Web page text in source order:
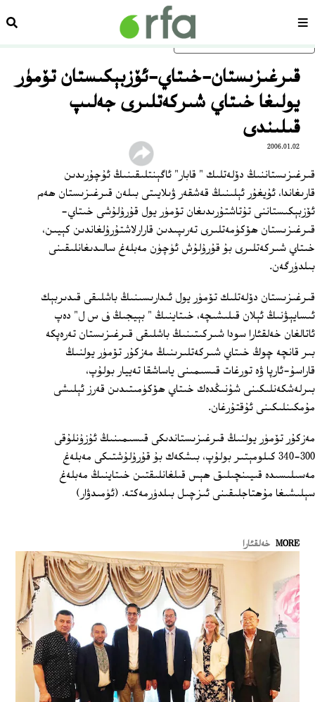
ئاساسلىق مەزمۇنغا ئاتلاڭسەھىپە
قىرغىزىستان-خىتاي-ئۆزبېكىستان تۆمۈر
يولىغا خىتاي شىركەتلىرى جەلىپ
قىلىندى
2006.01.02
قىرغىزىستاننىڭ دۆلەتلىك " قابار" ئاگېنتلىقىنىڭ ئۇچۇرىدىن
قارىغاندا، ئۇيغۇر ئېلىنىڭ قەشقەر ۋىلايىتى بىلەن قىرغىزىستان ھەم
ئۆزبېكىستاننى تۇتاشتۇرىدىغان تۆمۈر يول قۇرۇلۇشى خىتاي-
قىرغىزىستان ھۆكۈمەتلىرى تەرىپىدىن قارارلاشتۇرۇلغاندىن كېيىن،
خىتاي شىركەتلىرى بۇ قۇرۇلۇش ئۈچۈن مەبلەغ سالىدىغانلىقىنى
بىلدۈرگەن.
قىرغىزىستان دۆلەتلىك تۆمۈر يول ئىدارىسىنىڭ باشلىقى قىدىربېك
ئىسايېۋنىڭ ئېلان قىلىشىچە، خىتاينىڭ " بېيجىڭ ف س ل" دەپ
ئاتالغان خەلقئارا سودا شىركىتىنىڭ باشلىقى قىرغىزىستان تەرەپكە
بىر قانچە چوڭ خىتاي شىركەتلىرىنىڭ مەزكۇر تۆمۈر يولنىڭ
قاراسۇ-ئارپا ۋە تورغات قىسىمىنى ياساشقا تەييار بولۇپ،
بىرلەشكەنلىكىنى شۇنىڭدەك خىتاي ھۆكۈمىتىدىن قەرز ئېلىشى
مۇمكىنلىكىنى ئۇقتۇرغان.
مەزكۇر تۆمۈر يولنىڭ قىرغىزىستاندىكى قىسىمىنىڭ ئۇزۇنلۇقى
300-340 كىلومېتىر بولۇپ، بىشكەك بۇ قۇرۇلۇشتىكى مەبلەغ
مەسىلىسىدە قىيىنچىلىق ھېس قىلغانلىقتىن خىتاينىڭ مەبلەغ
سېلىشىغا مۇھتاجلىقىنى ئىزچىل بىلدۈرمەكتە. (ئۈمىدۋار)
MORE خەلقئارا